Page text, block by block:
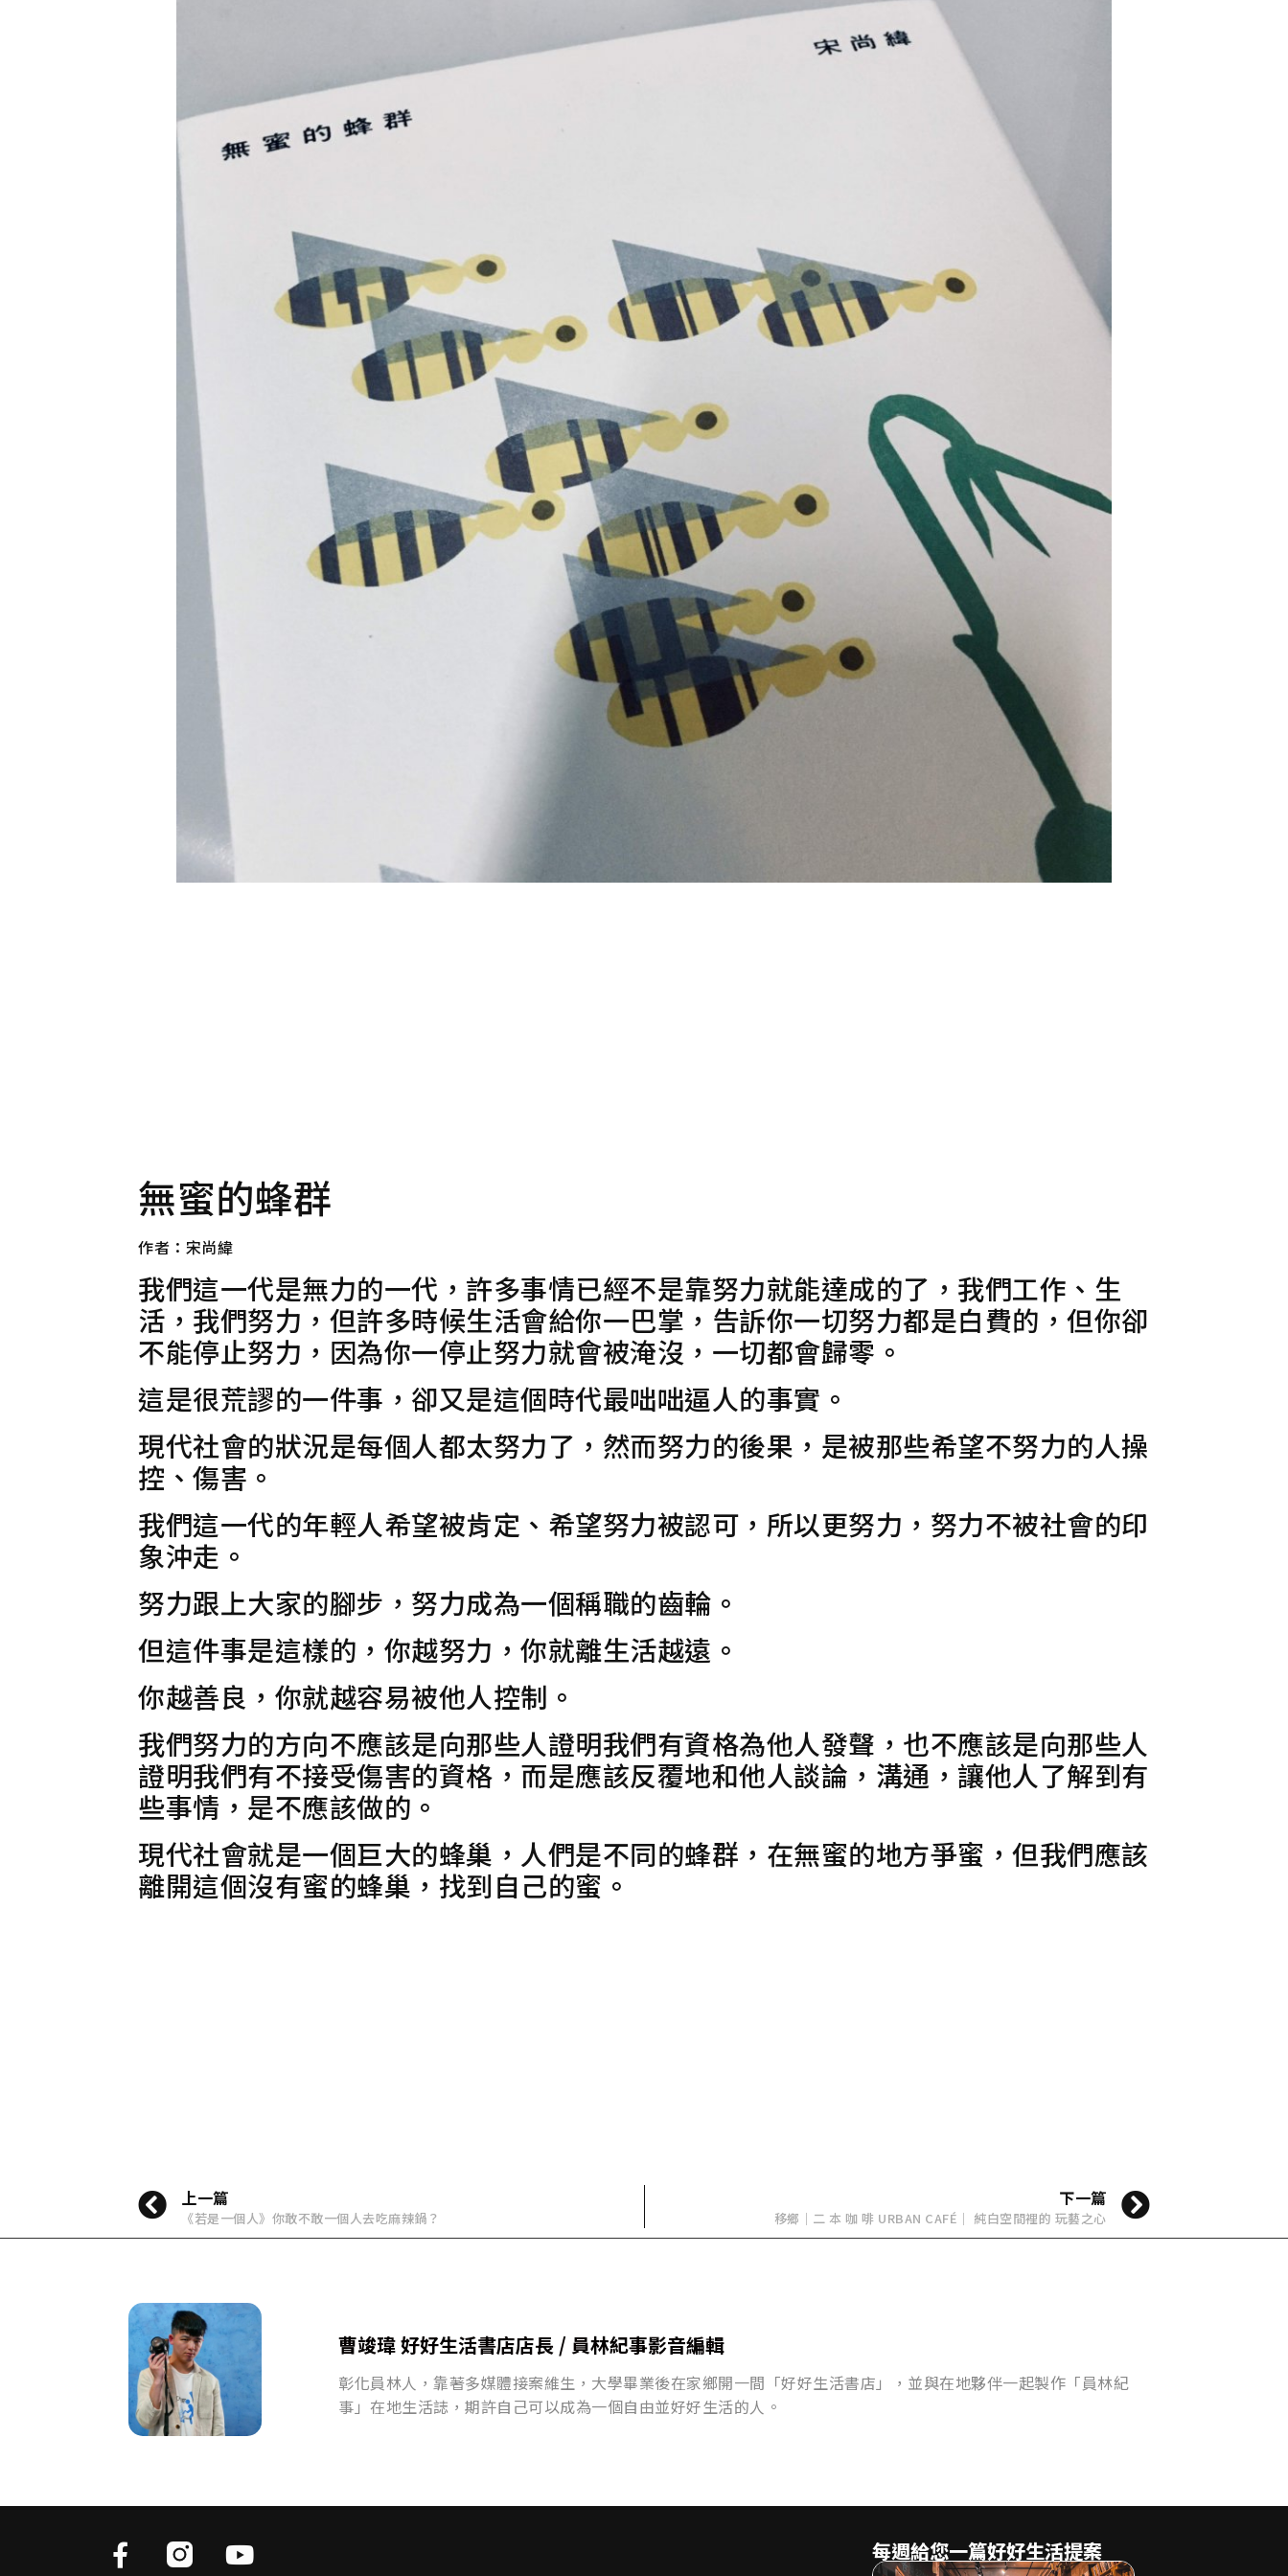
無蜜的蜂群
作者：宋尚緯
我們這一代是無力的一代，許多事情已經不是靠努力就能達成的了，我們工作、生
活，我們努力，但許多時候生活會給你一巴掌，告訴你一切努力都是白費的，但你卻
不能停止努力，因為你一停止努力就會被淹沒，一切都會歸零。
這是很荒謬的一件事，卻又是這個時代最咄咄逼人的事實。
現代社會的狀況是每個人都太努力了，然而努力的後果，是被那些希望不努力的人操
控、傷害。
我們這一代的年輕人希望被肯定、希望努力被認可，所以更努力，努力不被社會的印
象沖走。
努力跟上大家的腳步，努力成為一個稱職的齒輪。
但這件事是這樣的，你越努力，你就離生活越遠。
你越善良，你就越容易被他人控制。
我們努力的方向不應該是向那些人證明我們有資格為他人發聲，也不應該是向那些人
證明我們有不接受傷害的資格，而是應該反覆地和他人談論，溝通，讓他人了解到有
些事情，是不應該做的。
現代社會就是一個巨大的蜂巢，人們是不同的蜂群，在無蜜的地方爭蜜，但我們應該
離開這個沒有蜜的蜂巢，找到自己的蜜。
上一篇
《若是一個人》你敢不敢一個人去吃麻辣鍋？
下一篇
移鄉｜二 本 咖 啡 URBAN CAFÉ｜ 純白空間裡的 玩藝之心
曹竣瑋 好好生活書店店長 / 員林紀事影音編輯
彰化員林人，靠著多媒體接案維生，大學畢業後在家鄉開一間「好好生活書店」，並與在地夥伴一起製作「員林紀
事」在地生活誌，期許自己可以成為一個自由並好好生活的人。
每週給您一篇好好生活提案